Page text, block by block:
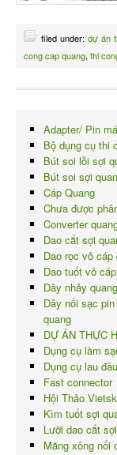
filed under: dự án
cong cap quang, thi
Adapter/ Pin
Bộ dụng cụ thi
Bút soi lỗi sợi
Bút soi sợi
Cáp Quang
Chưa được
Converter
Dao cắt sợi
Dao rọc vỏ cáp
Dao tuốt vỏ
Dây nhảy
Dây nối sạc
quang
DỰ ÁN THỰC
Dụng cụ làm
Dụng cụ lau
Fast connector
Hội Thảo
Kìm tuốt sợi
Lưỡi dao cắt
Măng xông nối